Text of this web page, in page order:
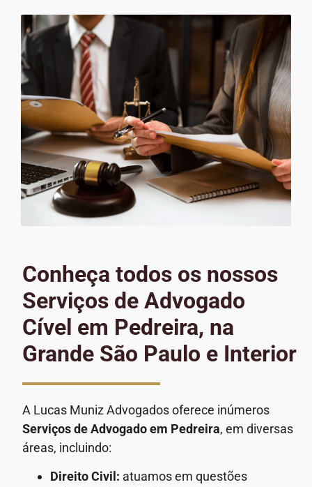
Conheça todos os nossos
Serviços de Advogado
Cível em Pedreira, na
Grande São Paulo e Interior
A Lucas Muniz Advogados oferece inúmeros
Serviços de Advogadoem Pedreira, em diversas
áreas, incluindo:
Direito Civil: atuamos em questões